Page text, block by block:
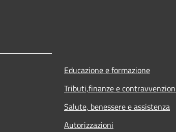
Educazione e formazione
Tributi,finanze e
Salute, benessere e assistenza
Autorizzazioni